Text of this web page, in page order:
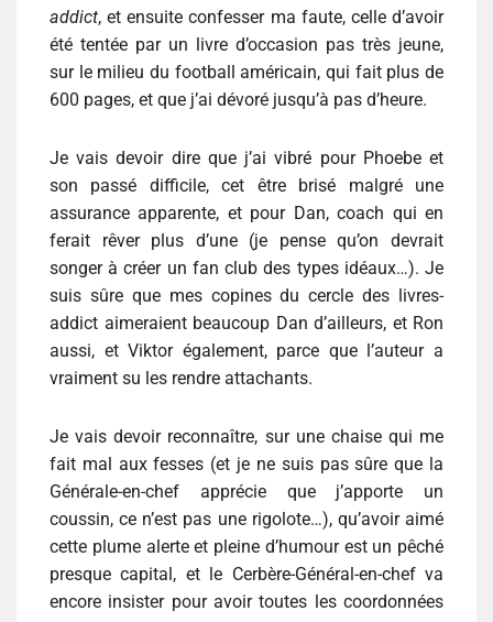
addict, et ensuite confesser ma faute, celle d’avoir
été tentée par un livre d’occasion pas très jeune,
sur le milieu du football américain, qui fait plus de
600 pages, et que j’ai dévoré jusqu’à pas d’heure.
Je vais devoir dire que j’ai vibré pour Phoebe et
son passé difficile, cet être brisé malgré une
assurance apparente, et pour Dan, coach qui en
ferait rêver plus d’une (je pense qu’on devrait
songer à créer un fan club des types idéaux…). Je
suis sûre que mes copines du cercle des livres-
addict aimeraient beaucoup Dan d’ailleurs, et Ron
aussi, et Viktor également, parce que l’auteur a
vraiment su les rendre attachants.
Je vais devoir reconnaître, sur une chaise qui me
fait mal aux fesses (et je ne suis pas sûre que la
Générale-en-chef apprécie que j’apporte un
coussin, ce n’est pas une rigolote…), qu’avoir aimé
cette plume alerte et pleine d’humour est un pêché
presque capital, et le Cerbère-Général-en-chef va
encore insister pour avoir toutes les coordonnées